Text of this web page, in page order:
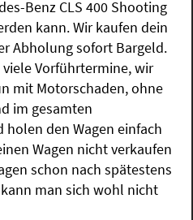
Benz CLS 400 Shooting
kann. Wir kaufen dein
Abholung sofort Bargeld.
viele Vorführtermine, wir
mit Motorschaden, ohne
im gesamten
den Wagen einfach
Wagen nicht verkaufen
schon nach spätestens
man sich wohl nicht